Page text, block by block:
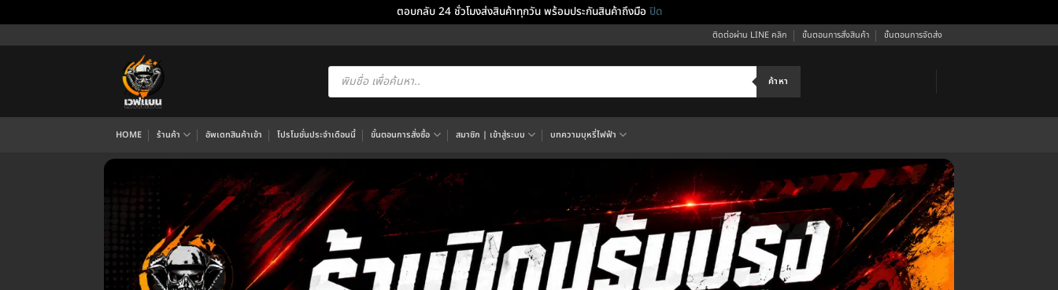
ตอบกลับ 24 ชั่วโมงส่งสินค้าทุกวัน พร้อมประกันสินค้าถึงมือ ปิด
ไป
ติดต่อผ่าน LINE คลิก ขั้นตอนการสั่งสินค้า ขั้นตอนการจัดส่ง
Products
search ค้าหา
HOME ร้านค้า อัพเดทสินค้าเข้า โปรโมชั่นประจำเดือนนี้ ขั้นตอนการสั่งซื้อ สมาชิก | เข้าสู่ระบบ บทความบุหรี่ไฟฟ้า